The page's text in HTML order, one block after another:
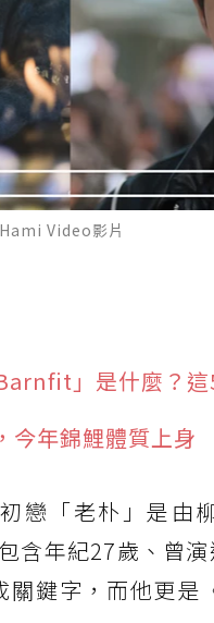
Video影片
」是什麼？
今年錦鯉體質上身
戀「老朴」是由
含年紀27歲、曾
鍵字，而他更是